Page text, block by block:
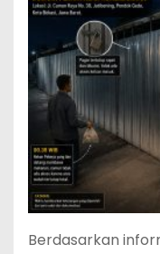
Berdasarkan